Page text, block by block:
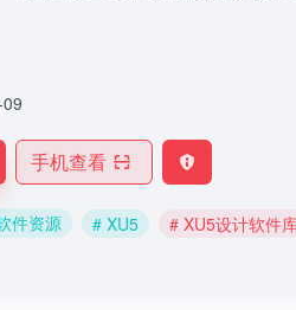
手机查看
件资源 # XU5 # XU5设计软件